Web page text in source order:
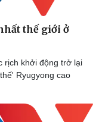
thế giới ở
rịch khởi động trở lại
Ryugyong cao